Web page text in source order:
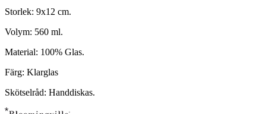
Storlek: 9x12 cm.
Volym: 560 ml.
Material: 100% Glas.
Färg: Klarglas
Skötselråd: Handdiskas.